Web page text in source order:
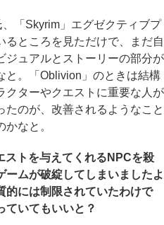
「Skyrim」エグゼクティブプ
るところを見ただけで、まだ自
ジュアルとストーリーの部分が
と。「Oblivion」のときは結構
クターやクエストに重要な人が
のが、改善されるようなこと
なと。
トを与えてくれるNPCを殺
ームが破綻してしまいましたよ
的には制限されていたわけで
ていてもいいと？